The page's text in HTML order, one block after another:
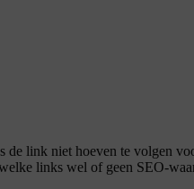
link niet hoeven te volgen
links wel of geen SEO-